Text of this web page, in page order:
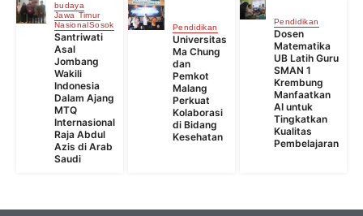
budaya
Jawa Timur
NasionalSosok
Santriwati
Asal
Jombang
Wakili
Indonesia
Dalam Ajang
MTQ
Internasional
Raja Abdul
Azis di Arab
Saudi
Pendidikan
Universitas
Ma Chung
dan
Pemkot
Malang
Perkuat
Kolaborasi
di Bidang
Kesehatan
Pendidikan
Dosen
Matematika
UB Latih Guru
SMAN 1
Krembung
Manfaatkan
AI untuk
Tingkatkan
Kualitas
Pembelajaran